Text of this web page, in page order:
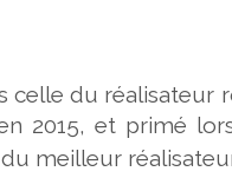
du réalisateur
2015, et primé
meilleur